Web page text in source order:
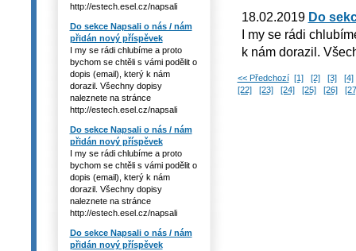
http://estech.esel.cz/napsali
Do sekce Napsali o nás / nám
přidán nový příspěvek
I my se rádi chlubíme a proto
bychom se chtěli s vámi podělit o
dopis (email), který k nám
dorazil. Všechny dopisy
naleznete na stránce
http://estech.esel.cz/napsali
Do sekce Napsali o nás / nám
přidán nový příspěvek
I my se rádi chlubíme a proto
bychom se chtěli s vámi podělit o
dopis (email), který k nám
dorazil. Všechny dopisy
naleznete na stránce
http://estech.esel.cz/napsali
Do sekce Napsali o nás / nám
přidán nový příspěvek
18.02.2019 Do
I my se rádi
k nám dorazil.
<< Předchozí [1] [2] [3]
[4]
[22]
[23] [24] [25] [26]